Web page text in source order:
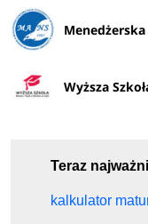
Menedżerska
Wyższa
Teraz
kalkulator